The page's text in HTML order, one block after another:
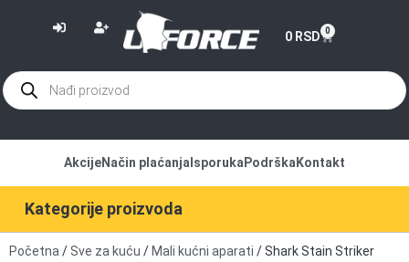
0 RSD 0
Kategorije proizvoda
AkcijeNačin plaćanja Isporuka Podrška Kontakt
Početna / Sve za kuću / Mali kućni aparati / Shark Stain Striker